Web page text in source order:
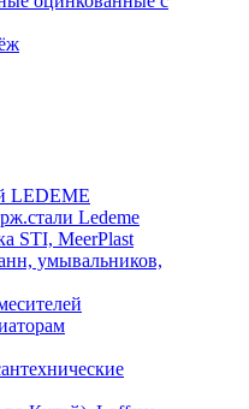
LEDEME
Ledeme
STI, MeerPlast
умывальников,